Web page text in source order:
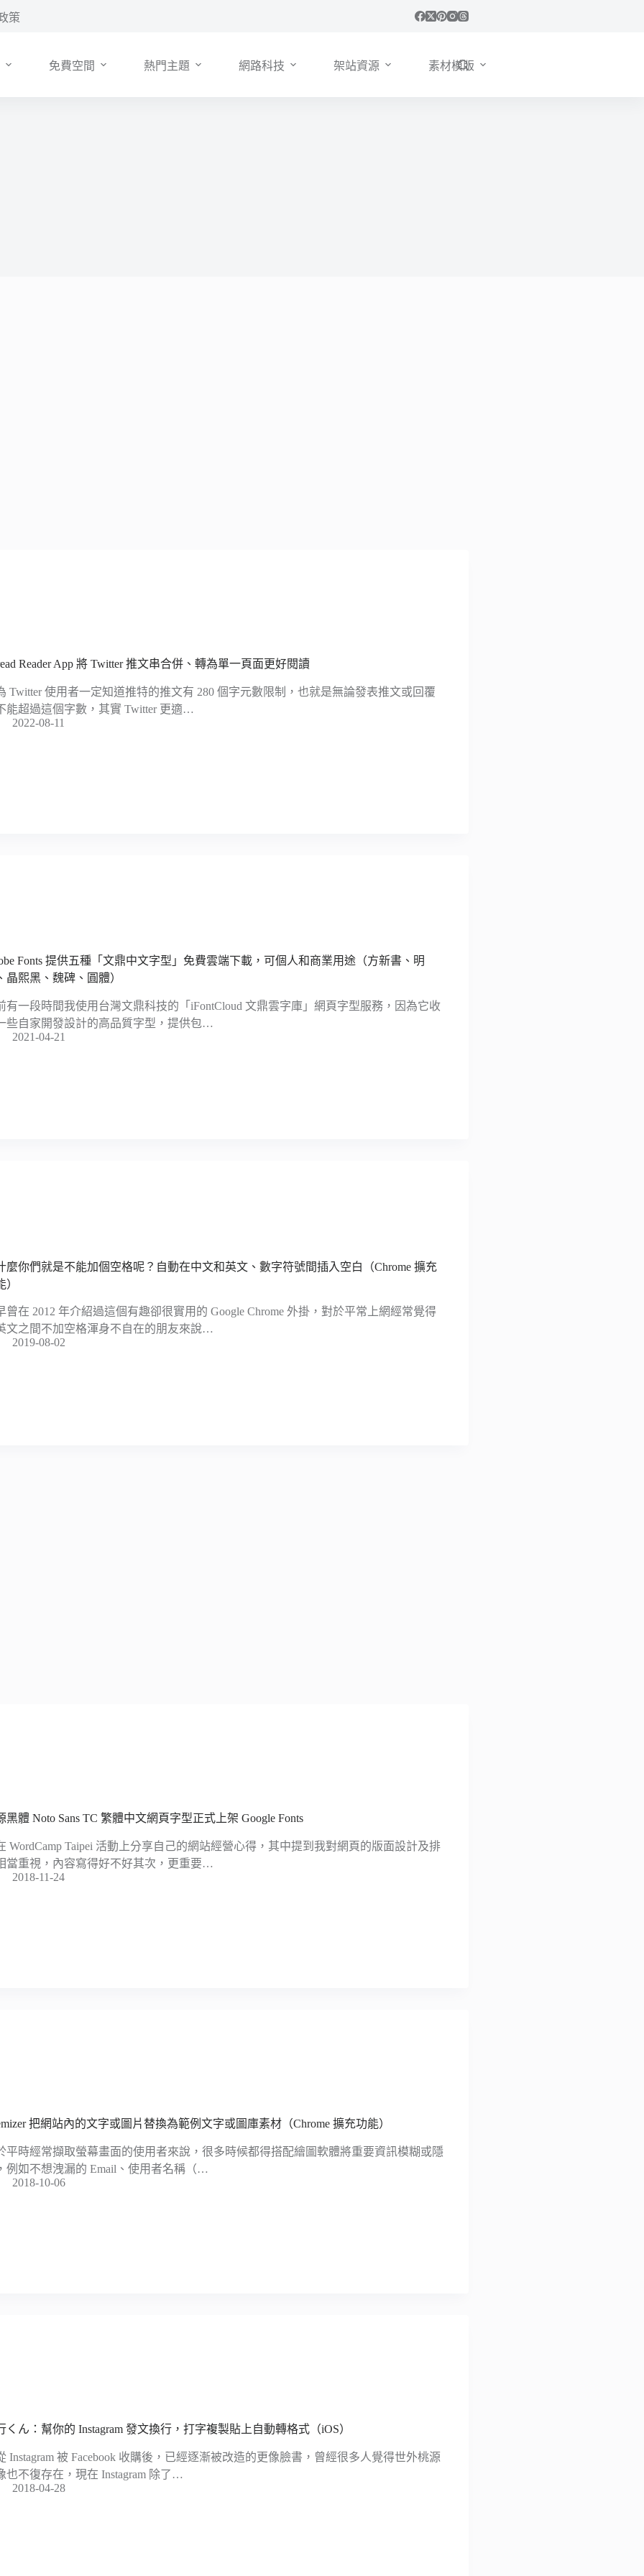
策
免費空間 熱門主題 網路科技 架站資源 素材模版
Reader App 將 Twitter 推文串合併、轉為單一頁面更好閱讀
Twitter 使用者一定知道推特的推文有 280 個字元數限制，也就是無論發表推文或回覆
能超過這個字數，其實 Twitter 更適…
2022-08-11
Fonts 提供五種「文鼎中文字型」免費雲端下載，可個人和商業用途（方新書、明
晶熙黑、魏碑、圓體）
有一段時間我使用台灣文鼎科技的「iFontCloud 文鼎雲字庫」網頁字型服務，因為它收
些自家開發設計的高品質字型，提供包…
2021-04-21
麼你們就是不能加個空格呢？自動在中文和英文、數字符號間插入空白（Chrome 擴充
）
曾在 2012 年介紹過這個有趣卻很實用的 Google Chrome 外掛，對於平常上網經常覺得
文之間不加空格渾身不自在的朋友來說…
2019-08-02
黑體 Noto Sans TC 繁體中文網頁字型正式上架 Google Fonts
WordCamp Taipei 活動上分享自己的網站經營心得，其中提到我對網頁的版面設計及排
當重視，內容寫得好不好其次，更重要…
2018-11-24
把網站內的文字或圖片替換為範例文字或圖庫素材（Chrome 擴充功能）
平時經常擷取螢幕畫面的使用者來說，很多時候都得搭配繪圖軟體將重要資訊模糊或隱
例如不想洩漏的 Email、使用者名稱（…
2018-10-06
くん：幫你的 Instagram 發文換行，打字複製貼上自動轉格式（iOS）
Instagram 被 Facebook 收購後，已經逐漸被改造的更像臉書，曾經很多人覺得世外桃源
也不復存在，現在 Instagram 除了…
2018-04-28